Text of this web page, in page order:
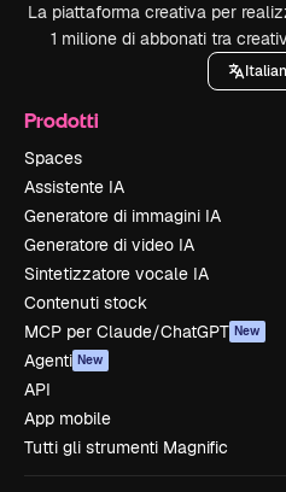
La piattaforma creativa per
1 milione di abbonati tra
Prodotti
Spaces
Assistente IA
Generatore di immagini IA
Generatore di video IA
Sintetizzatore vocale IA
Contenuti stock
MCP per Claude/ChatGPT New
Agenti New
API
App mobile
Tutti gli strumenti Magnific